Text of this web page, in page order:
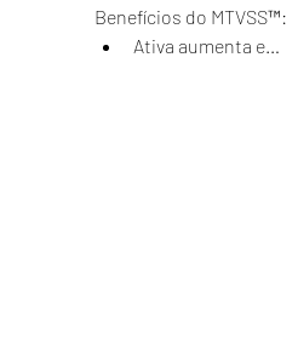
Benefícios do MTVSS™:
Ativa aumenta e…